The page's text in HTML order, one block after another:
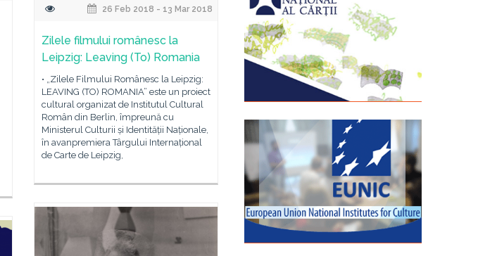
26 Feb 2018 - 13 Mar 2018
Zilele filmului românesc la
Leipzig: Leaving (To) Romania
• „Zilele Filmului Românesc la Leipzig:
LEAVING (TO) ROMANIA” este un proiect
cultural organizat de Institutul Cultural
Român din Berlin, împreună cu
Ministerul Culturii și Identității Naționale,
în avanpremiera Târgului Internațional
de Carte de Leipzig,